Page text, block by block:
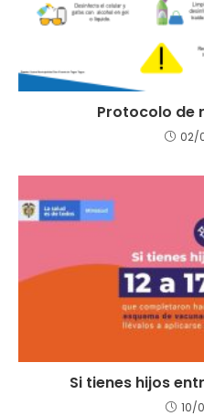
Protocolo de
02/
Si tienes hijos
10/